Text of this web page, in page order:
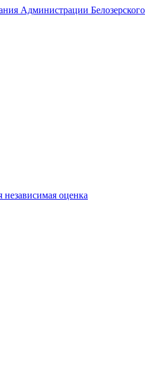
Администрации
оценка